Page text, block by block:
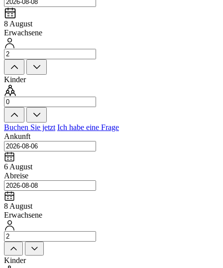
8 August
Erwachsene
Kinder
Buchen Sie jetzt Ich habe eine Frage
Ankunft
6 August
Abreise
8 August
Erwachsene
Kinder